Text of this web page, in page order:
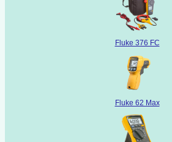
Fluke 376 FC
Fluke 62 Max